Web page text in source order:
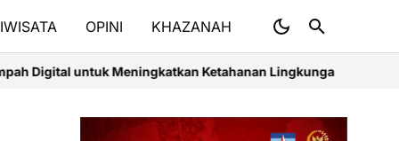
OPINI KHAZANAH
Ketahanan Lingkungan dan Nilai Ekonomis